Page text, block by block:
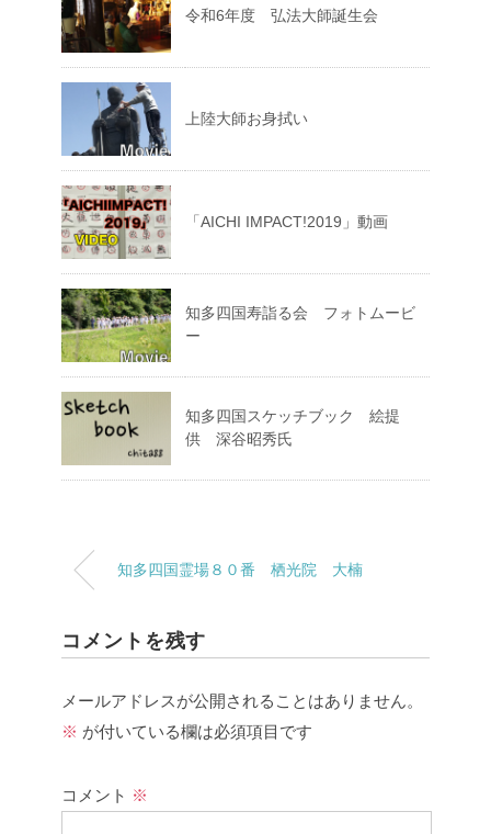
令和6年度 弘法大師誕生会
上陸大師お身拭い
「AICHI IMPACT!2019」動画
知多四国寿詣る会 フォトムービ
ー
知多四国スケッチブック 絵提
供 深谷昭秀氏
知多四国霊場８０番 栖光院 大楠
コメントを残す
メールアドレスが公開されることはありません。
※ が付いている欄は必須項目です
コメント ※